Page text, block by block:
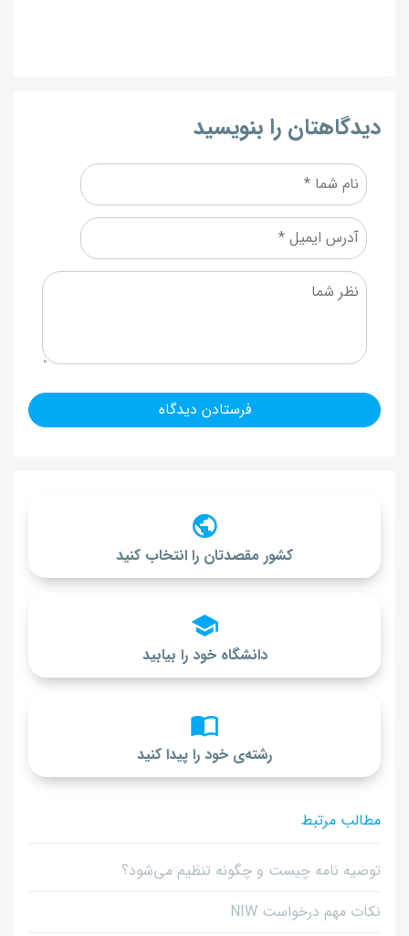
دیدگاهتان را بنویسید
کشور مقصدتان را انتخاب کنید
دانشگاه خود را بیابید
رشته‌ی خود را پیدا کنید
مطالب مرتبط
توصیه نامه چیست و چگونه تنظیم می‌شود؟
نکات مهم درخواست NIW